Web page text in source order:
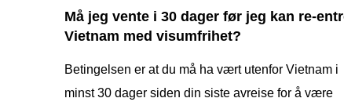
Må jeg vente i 30 dager før jeg kan re-
Vietnam med visumfrihet?
Betingelsen er at du må ha vært utenfor Vietnam i
minst 30 dager siden din siste avreise for å være